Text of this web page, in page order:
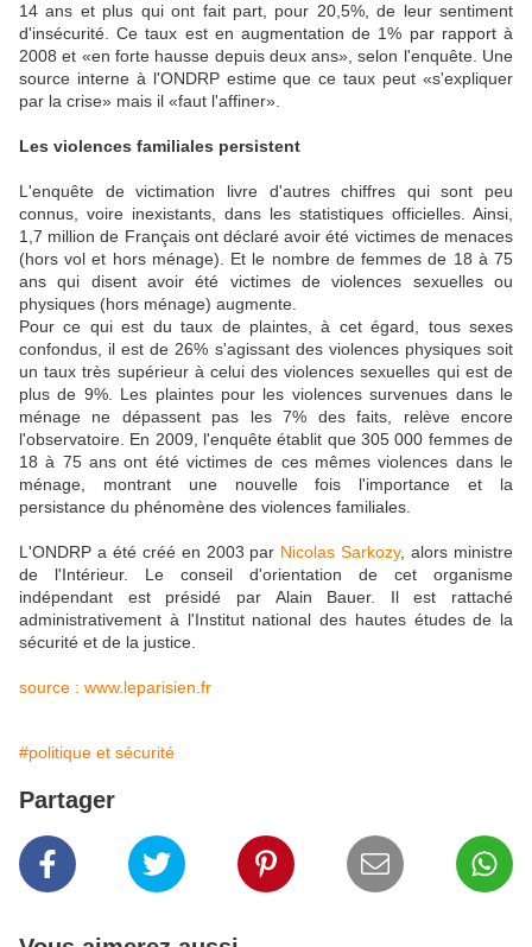
14 ans et plus qui ont fait part, pour 20,5%, de leur sentiment
d'insécurité. Ce taux est en augmentation de 1% par rapport à
2008 et «en forte hausse depuis deux ans», selon l'enquête. Une
source interne à l'ONDRP estime que ce taux peut «s'expliquer
par la crise» mais il «faut l'affiner».
Les violences familiales persistent
L'enquête de victimation livre d'autres chiffres qui sont peu
connus, voire inexistants, dans les statistiques officielles. Ainsi,
1,7 million de Français ont déclaré avoir été victimes de menaces
(hors vol et hors ménage). Et le nombre de femmes de 18 à 75
ans qui disent avoir été victimes de violences sexuelles ou
physiques (hors ménage) augmente.
Pour ce qui est du taux de plaintes, à cet égard, tous sexes
confondus, il est de 26% s'agissant des violences physiques soit
un taux très supérieur à celui des violences sexuelles qui est de
plus de 9%. Les plaintes pour les violences survenues dans le
ménage ne dépassent pas les 7% des faits, relève encore
l'observatoire. En 2009, l'enquête établit que 305 000 femmes de
18 à 75 ans ont été victimes de ces mêmes violences dans le
ménage, montrant une nouvelle fois l'importance et la
persistance du phénomène des violences familiales.
L'ONDRP a été créé en 2003 par Nicolas Sarkozy, alors ministre
de l'Intérieur. Le conseil d'orientation de cet organisme
indépendant est présidé par Alain Bauer. Il est rattaché
administrativement à l'Institut national des hautes études de la
sécurité et de la justice.
source : www.leparisien.fr
#politique et sécurité
Partager